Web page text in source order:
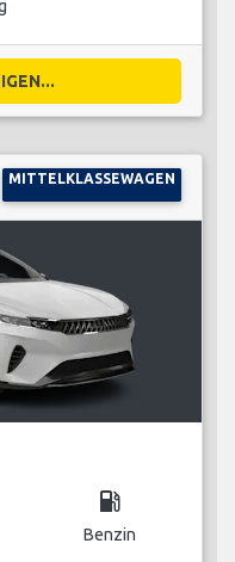
MITTELKLASSEWAGEN
local_gas_station
Benzin